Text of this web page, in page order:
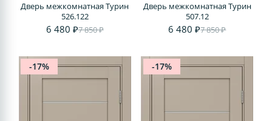
Дверь межкомнатная Турин
526.122
6 480 ₽7 850 ₽
Дверь межкомнатная Турин
507.12
6 480 ₽7 850 ₽
-17% -17%